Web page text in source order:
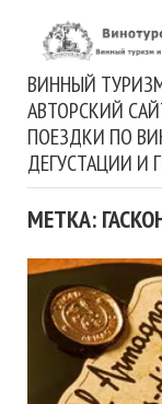
ВИННЫЙ
АВТОРСКИЙ
ПОЕЗДКИ ПО
ДЕГУСТАЦИИ И
МЕТКА: